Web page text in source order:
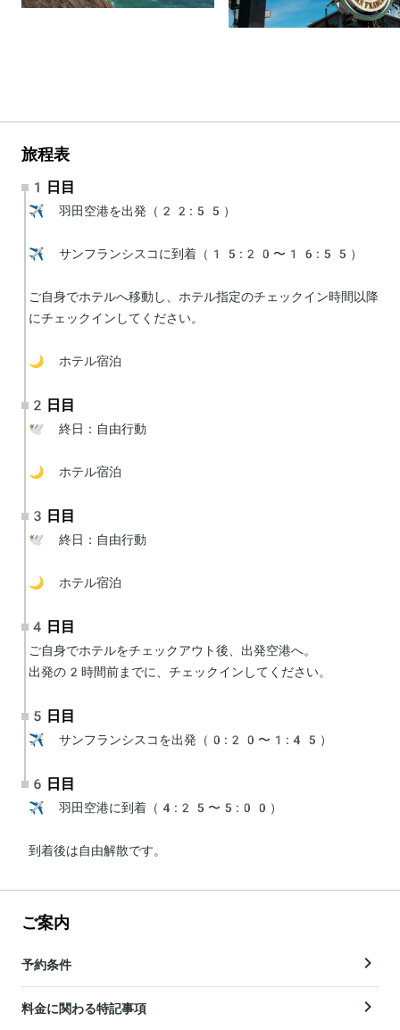
旅程表
1日目
✈️ 羽田空港を出発（22:55）
✈️ サンフランシスコに到着（15:20〜16:55）
ご自身でホテルへ移動し、ホテル指定のチェックイン時間以降
にチェックインしてください。
🌙 ホテル宿泊
2日目
🕊 終日：自由行動
🌙 ホテル宿泊
3日目
🕊 終日：自由行動
🌙 ホテル宿泊
4日目
ご自身でホテルをチェックアウト後、出発空港へ。
出発の2時間前までに、チェックインしてください。
5日目
✈️ サンフランシスコを出発（0:20〜1:45）
6日目
✈️ 羽田空港に到着（4:25〜5:00）
到着後は自由解散です。
ご案内
予約条件
料金に関わる特記事項